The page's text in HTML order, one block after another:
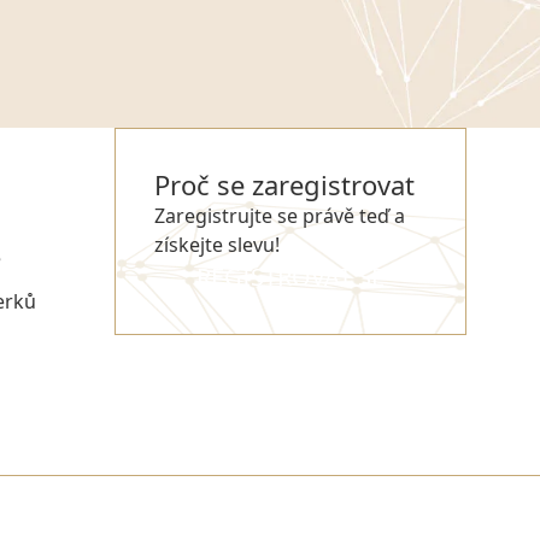
Proč se zaregistrovat
Zaregistrujte se právě teď a
získejte slevu!
REGISTROVAT SE